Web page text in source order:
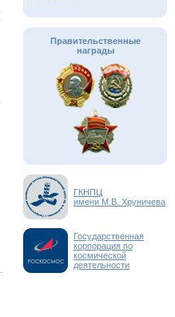
Правительственные
награды
ГКНПЦ
имени М.В. Хруничева
Государственная
корпорация по
космической
деятельности